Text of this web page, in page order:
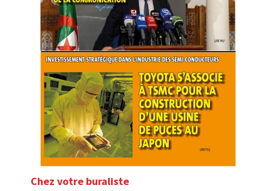
Chez votre buraliste